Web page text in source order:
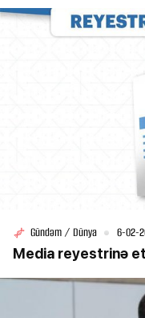
Gündəm / Dünya 6-02-
Media reyestrinə